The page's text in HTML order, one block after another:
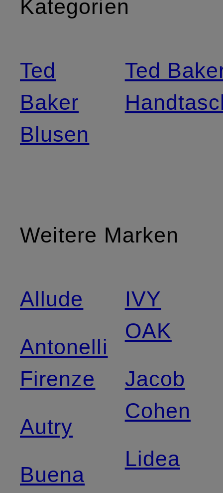
Kategorien
Ted
Baker
Blusen
Ted
Weitere Marken
Allude
Antonelli
Firenze
Autry
Buena
IVY
OAK
Jacob
Cohen
Lidea